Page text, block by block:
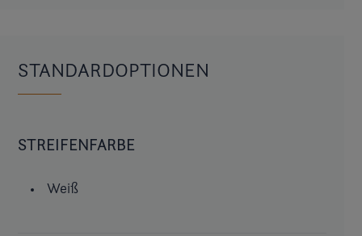
STANDARDOPTIONEN
STREIFENFARBE
Weiß